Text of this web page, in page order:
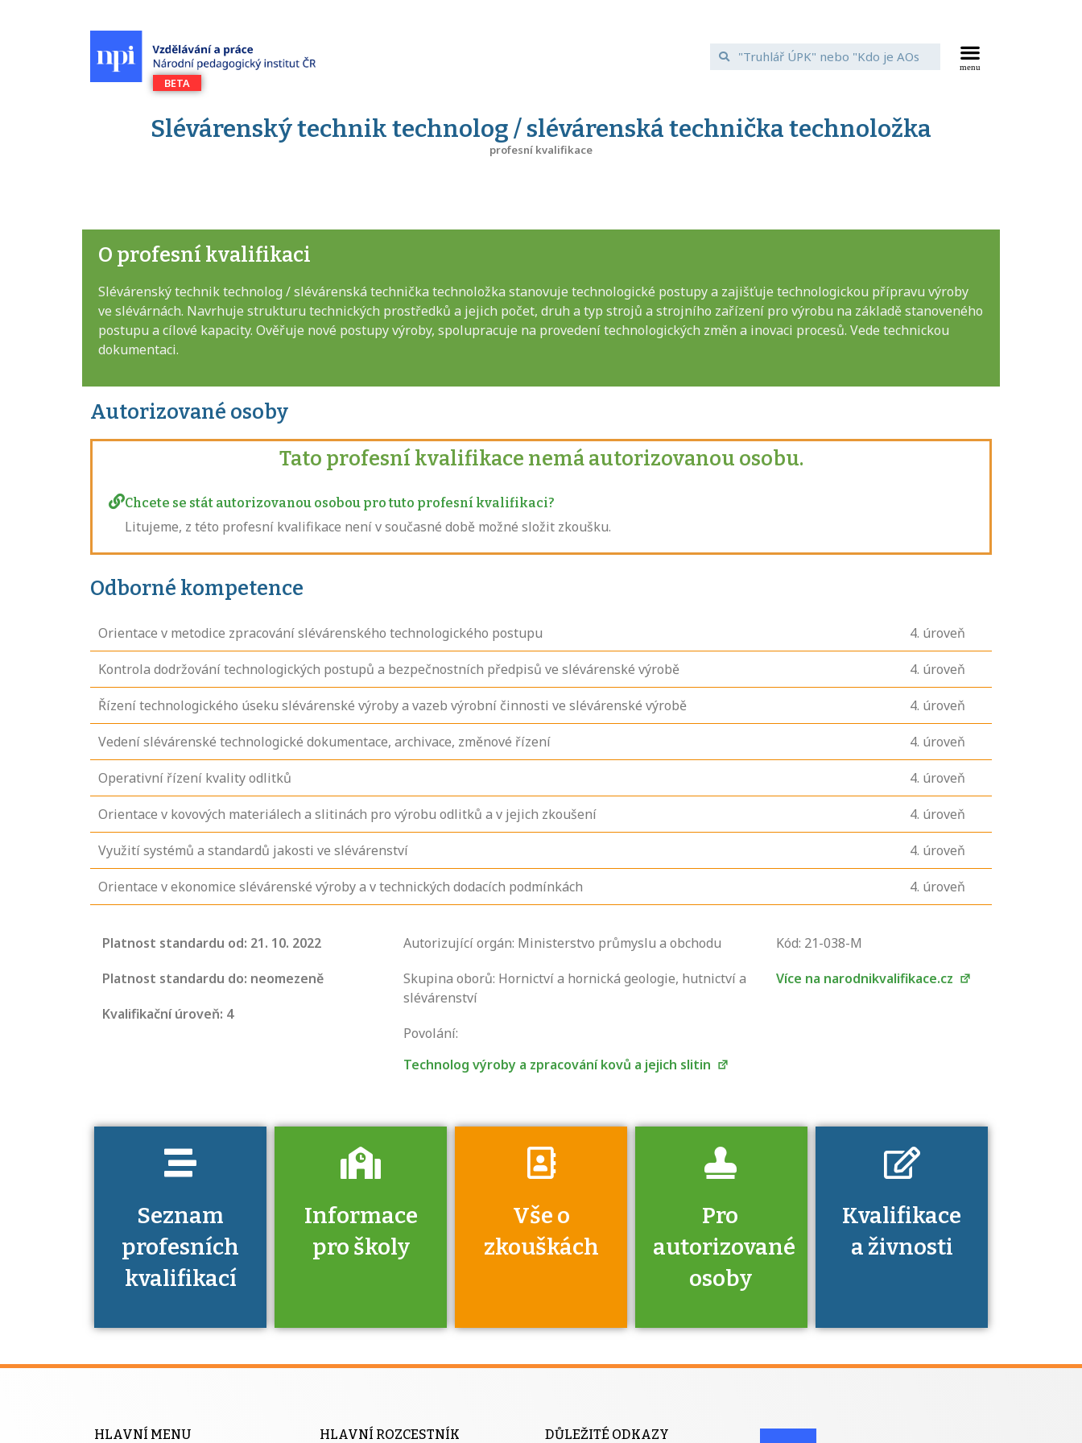
Slévárenský technik technolog / slévárenská technička technoložka
profesní kvalifikace
O profesní kvalifikaci
Slévárenský technik technolog / slévárenská technička technoložka stanovuje technologické postupy a zajišťuje technologickou přípravu výroby
ve slévárnách. Navrhuje strukturu technických prostředků a jejich počet, druh a typ strojů a strojního zařízení pro výrobu na základě stanoveného
postupu a cílové kapacity. Ověřuje nové postupy výroby, spolupracuje na provedení technologických změn a inovaci procesů. Vede technickou
dokumentaci.
Autorizované osoby
Tato profesní kvalifikace nemá autorizovanou osobu.
Chcete se stát autorizovanou osobou pro tuto profesní kvalifikaci?
Litujeme, z této profesní kvalifikace není v současné době možné složit zkoušku.
Odborné kompetence
Orientace v metodice zpracování slévárenského technologického postupu 4. úroveň
Kontrola dodržování technologických postupů a bezpečnostních předpisů ve slévárenské výrobě 4. úroveň
Řízení technologického úseku slévárenské výroby a vazeb výrobní činnosti ve slévárenské výrobě 4. úroveň
Vedení slévárenské technologické dokumentace, archivace, změnové řízení 4. úroveň
Operativní řízení kvality odlitků 4. úroveň
Orientace v kovových materiálech a slitinách pro výrobu odlitků a v jejich zkoušení 4. úroveň
Využití systémů a standardů jakosti ve slévárenství 4. úroveň
Orientace v ekonomice slévárenské výroby a v technických dodacích podmínkách 4. úroveň
Platnost standardu od: 21. 10. 2022
Platnost standardu do: neomezeně
Kvalifikační úroveň: 4
Autorizující orgán: Ministerstvo průmyslu a obchodu
Skupina oborů: Hornictví a hornická geologie, hutnictví a
slévárenství
Povolání:
Technolog výroby a zpracování kovů a jejich slitin
Kód: 21-038-M
Více na narodnikvalifikace.cz
Seznam
profesních
kvalifikací
seznam
kvalifikací. Víte,
Informace
pro školy
Víte, že jako škola
kvalifikací jisté
Vše o
zkouškách
Zjistěte, jak se
vyzkouší.
Pro
autorizované
osoby
Kvalifikace
a živnosti
U řady živností je
jejímu získání
HLAVNÍ MENU HLAVNÍ ROZCESTNÍK DŮLEŽITÉ ODKAZY